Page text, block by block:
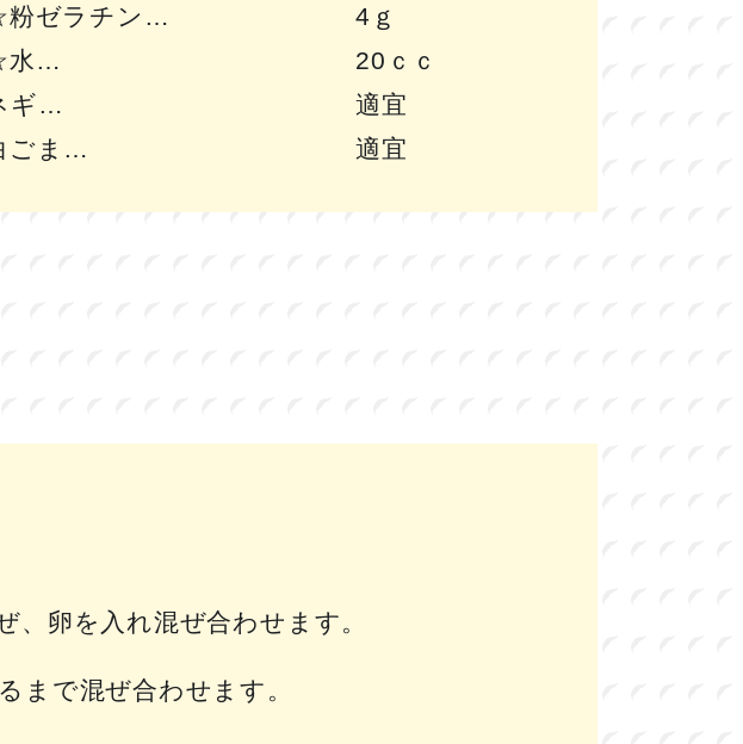
ゼラチン
4ｇ
20ｃｃ
ギ
適宜
ごま
適宜
卵を入れ混ぜ合わせます。
まで混ぜ合わせます。